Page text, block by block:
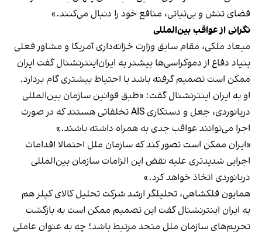
فضای تنش و بی‌ثباتی، منافع خود را دنبال می‌کنند.»
نگرانی از عواقب بین‌المللی
میعاد ملکی، مقام سابق وزارت خزانه‌داری آمریکا و مشاور فعلی
بنیاد دفاع از دموکراسی‌ها پیشتر به ایران‌اینترنشنال گفت ایران
ممکن است تصمیم گرفته باشد با احتیاط بیشتری گام بردارد.
او به ایران اینترنشنال گفت: «طبق قوانین سازمان بین‌المللی
دریانوردی، جعل و دستکاری AIS تخلفاتی هستند که در صورت
اجرا می‌توانند عواقب جدی به همراه داشته باشند.»
«ایران ممکن است تصور کند که سازمان ملل احتمالا اقدامات
اجرایی شدیدتری علیه نقض این الزامات سازمان بین‌المللی
دریانوردی اتخاذ خواهد کرد.»
همایون فلکشاهی، تحلیلگر ارشد شرکت تحلیل کالای کپلر هم
به ایران اینترنشنال گفت این تصمیم ممکن است به بازگشت
تحریم‌های سازمان ملل متحد مرتبط باشد؛ چه به عنوان عاملی